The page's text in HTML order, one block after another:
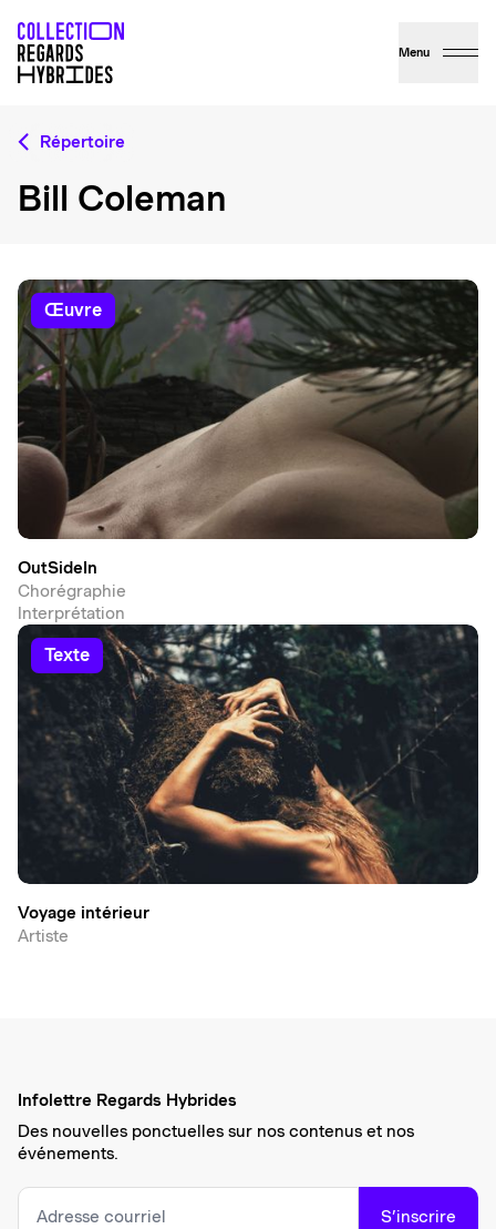
Menu
Répertoire
Bill Coleman
œuvre
OutSideIn
Chorégraphie
Interprétation
texte
Voyage intérieur
Artiste
Infolettre Regards Hybrides
Des nouvelles ponctuelles sur nos contenus et nos
événements.
S’inscrire